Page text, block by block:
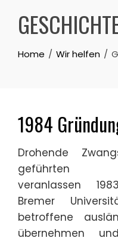
Home Wir helfen
1984
Drohende
geführten
veranlassen
Bremer
betroffene
übernehmen